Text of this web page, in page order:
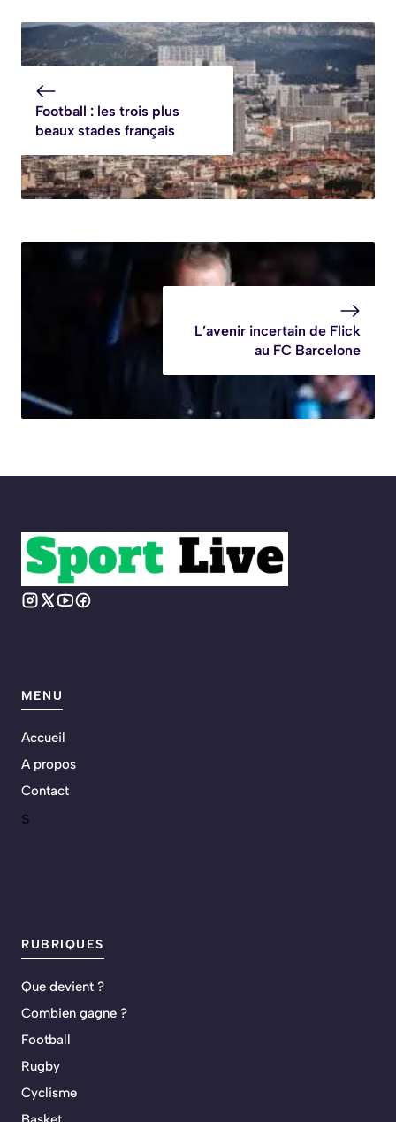
Football : les trois plus
beaux stades français
L’avenir incertain de Flick
au FC Barcelone
MENU
Accueil
A propos
Contact
s
RUBRIQUES
Que devient ?
Combien gagne ?
Football
Rugby
Cyclisme